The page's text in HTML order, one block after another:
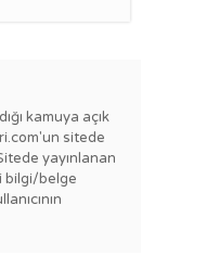
kamuya açık
sitede
yayınlanan
bilgi/belge